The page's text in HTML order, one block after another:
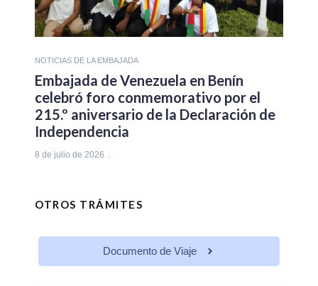
NOTICIAS DE LA EMBAJADA
Embajada de Venezuela en Benín
celebró foro conmemorativo por el
215.º aniversario de la Declaración de
Independencia
8 de julio de 2026
OTROS TRÁMITES
Documento de Viaje